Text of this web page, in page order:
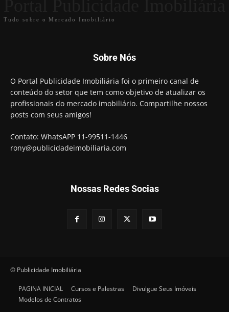
Tudo sobre o Mercado Imobiliário
Sobre Nós
O Portal Publicidade Imobiliária foi o primeiro canal de
conteúdo do setor que tem como objetivo de atualizar os
profissionais do mercado imobiliário. Compartilhe nossos
posts com seus amigos!
Contato: WhatsAPP 11-99511-1446
rony@publicidadeimobiliaria.com
Nossas Redes Socias
© Publicidade Imobiliária
PAGINA INICIAL Cursos e Palestras
Divulgue Seus Imóveis
Modelos de Contratos